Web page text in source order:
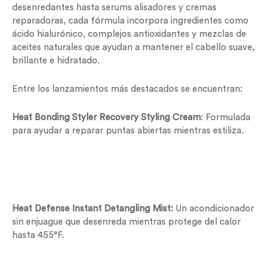
desenredantes hasta serums alisadores y cremas
reparadoras, cada fórmula incorpora ingredientes como
ácido hialurónico, complejos antioxidantes y mezclas de
aceites naturales que ayudan a mantener el cabello suave,
brillante e hidratado.
Entre los lanzamientos más destacados se encuentran:
Heat Bonding Styler Recovery Styling Cream: Formulada
para ayudar a reparar puntas abiertas mientras estiliza.
Heat Defense Instant Detangling Mist: Un acondicionador
sin enjuague que desenreda mientras protege del calor
hasta 455°F.